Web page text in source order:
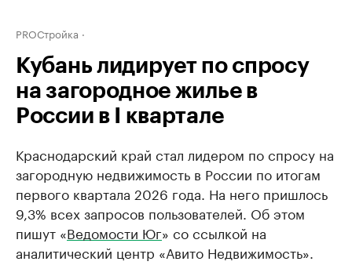
PROСтройка
Кубань лидирует по спросу
на загородное жилье в
России в I квартале
Краснодарский край стал лидером по спросу на
загородную недвижимость в России по итогам
первого квартала 2026 года. На него пришлось
9,3% всех запросов пользователей. Об этом
пишут «Ведомости Юг» со ссылкой на
аналитический центр «Авито Недвижимость».